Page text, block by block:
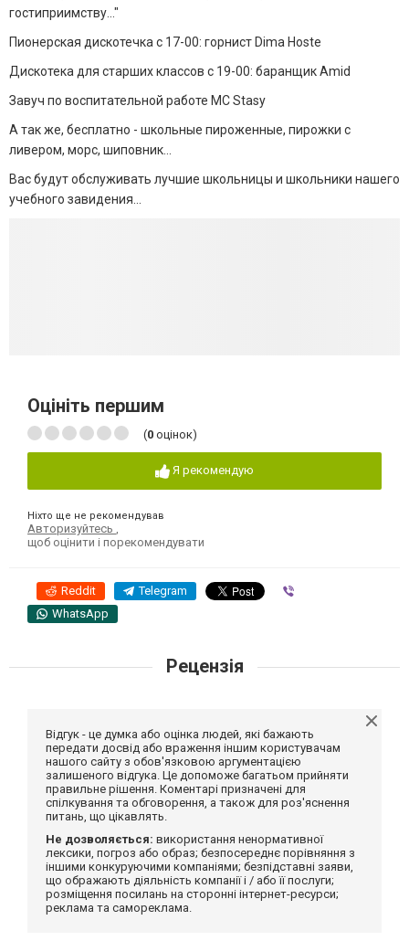
гостиприимству..."
Пионерская дискотечка с 17-00: горнист Dima Hoste
Дискотека для старших классов с 19-00: баранщик Amid
Завуч по воспитательной работе MC Stasy
А так же, бесплатно - школьные пироженные, пирожки с
ливером, морс, шиповник...
Вас будут обслуживать лучшие школьницы и школьники нашего
учебного завидения...
Оцініть першим
(0 оцінок)
Я рекомендую
Ніхто ще не рекомендував
Авторизуйтесь
щоб оцінити і порекомендувати
Reddit Telegram
WhatsApp
Рецензія
Відгук - це думка або оцінка людей, які бажають
передати досвід або враження іншим користувачам
нашого сайту з обов'язковою аргументацією
залишеного відгука. Це допоможе багатьом прийняти
правильне рішення. Коментарі призначені для
спілкування та обговорення, а також для роз'яснення
питань, що цікавлять.
Не дозволяється: використання ненормативної
лексики, погроз або образ; безпосереднє порівняння з
іншими конкуруючими компаніями; безпідставні заяви,
що ображають діяльність компанії і / або її послуги;
розміщення посилань на сторонні інтернет-ресурси;
реклама та самореклама.